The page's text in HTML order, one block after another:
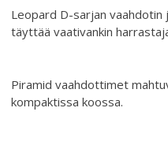
Leopard D-sarjan vaahdotin
täyttää vaativankin
Piramid vaahdottimet
kompaktissa koossa.